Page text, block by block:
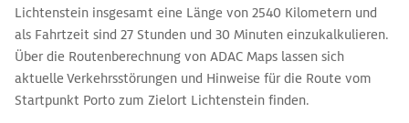
Lichtenstein insgesamt eine Länge von 2540 Kilometern und
als Fahrtzeit sind 27 Stunden und 30 Minuten einzukalkulieren.
Über die Routenberechnung von ADAC Maps lassen sich
aktuelle Verkehrsstörungen und Hinweise für die Route vom
Startpunkt Porto zum Zielort Lichtenstein finden.